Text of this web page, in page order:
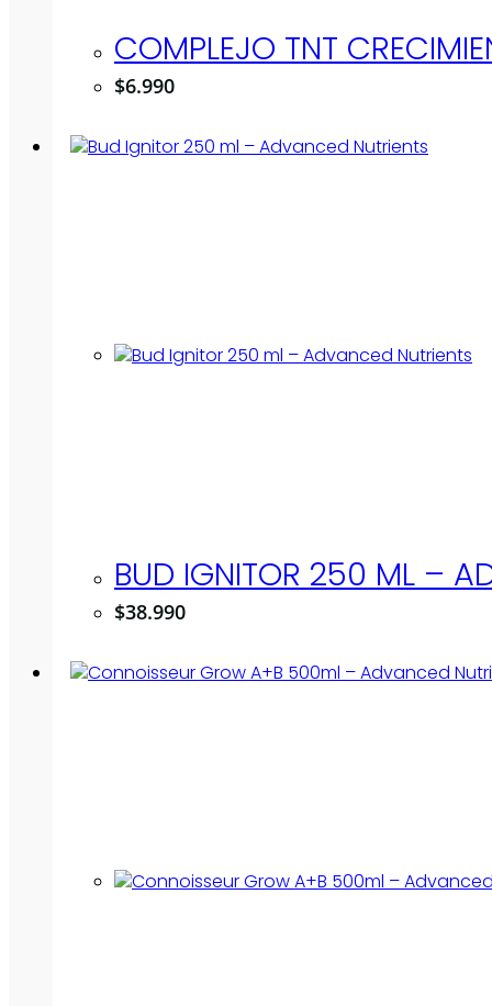
COMPLEJO TNT
$6.990
BUD IGNITOR 250 ML –
$38.990